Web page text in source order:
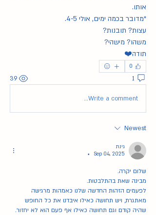
אותו.
*מדובר בכמה ימים, אולי 4-5.
עצות? תובנות?
משהו? מישהי?
תודה❤️
0
1
39
Write a comment...
Newest
גינת
Sep 04, 2025
•
שלום יקרה.
מבינה שאת בהתלבטות.
שהיה קודם וגם תחושה כאילו אף פעם הוא לא יחזור.